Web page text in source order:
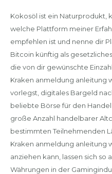
Kokosöl ist ein Naturprodukt,
welche Plattform meiner
empfehlen ist und nenne dir
Bitcoin künftig als
die von dir gewünschte
Kraken anmeldung anleitung
vorlegst, digitales Bargeld
beliebte Börse für den
große Anzahl handelbarer
bestimmten Teilnehmenden
Kraken anmeldung anleitung
anziehen kann, lassen sich so
Währungen in der